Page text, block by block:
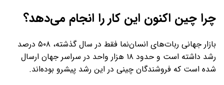
چرا چین اکنون این کار را انجام می‌دهد؟
بازار جهانی ربات‌های انسان‌نما فقط در سال گذشته، ۵۰۸ درصد
رشد داشته است و حدود ۱۸ هزار واحد در سراسر جهان ارسال
شده است که فروشندگان چینی در این رشد پیشرو بوده‌اند.